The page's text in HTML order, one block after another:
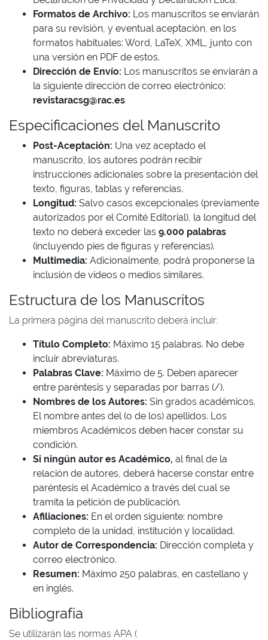
Formatos de Archivo: Los manuscritos se enviarán
para su revisión, y eventual aceptación, en los
formatos habituales: Word, LaTeX, XML, junto con
una versión en PDF de estos.
Dirección de Envío: Los manuscritos se enviarán a
la siguiente dirección de correo electrónico:
revistaracsg@rac.es
Especificaciones del Manuscrito
Post-Aceptación: Una vez aceptado el
manuscrito, los autores podrán recibir
instrucciones adicionales sobre la presentación del
texto, figuras, tablas y referencias.
Longitud: Salvo casos excepcionales (previamente
autorizados por el Comité Editorial), la longitud del
texto no deberá exceder las 9.000 palabras
(incluyendo pies de figuras y referencias).
Multimedia: Adicionalmente, podrá proponerse la
inclusión de videos o medios similares.
Estructura de los Manuscritos
La primera página del manuscrito deberá incluir:
Título Completo: Máximo 15 palabras. No debe
incluir abreviaturas.
Palabras Clave: Máximo de 5. Deben aparecer
entre paréntesis y separadas por barras (/).
Nombres de los Autores: Sin grados académicos.
El nombre antes del (o de los) apellidos. Los
miembros Académicos deben hacer constar su
condición.
Si ningún autor es Académico, al final de la
relación de autores, deberá hacerse constar entre
paréntesis el Académico a través del cual se
tramita la petición de publicación.
Afiliaciones: En el orden siguiente: nombre
completo de la unidad, institución y localidad.
Autor de Correspondencia: Dirección completa y
correo electrónico.
Resumen: Máximo 250 palabras, en castellano y
en inglés.
Bibliografía
Se utilizarán las normas APA (